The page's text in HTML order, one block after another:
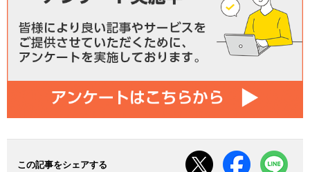
この記事をシェアする